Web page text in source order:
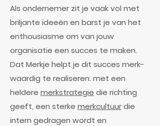
Als ondernemer zit je vaak vol met
briljante ideeën en barst je van het
enthousiasme om van jouw
organisatie een succes te maken.
Dat Merkje helpt je dit succes merk-
waardig te realiseren: met een
heldere merkstrategie die richting
geeft, een sterke merkcultuurdie
intern gedragen wordt en